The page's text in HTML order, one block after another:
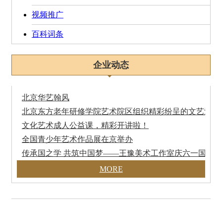
视频推广
百科词条
企业动态
北京华艺翰风
北京东方老年研修学院艺术院区组织精彩纷呈的文艺汇演
文化艺术成人公益课，精彩开讲啦！
全国青少年艺术作品展在京举办
传承国之学 共筑中国梦——王豫美术工作室庆六一国学
MORE